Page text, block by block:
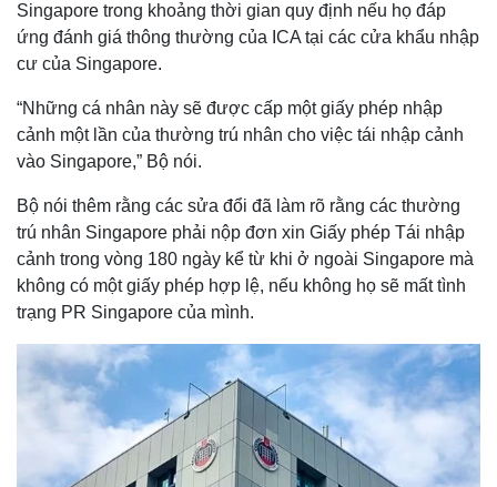
Singapore trong khoảng thời gian quy định nếu họ đáp
ứng đánh giá thông thường của ICA tại các cửa khẩu nhập
cư của Singapore.
“Những cá nhân này sẽ được cấp một giấy phép nhập
cảnh một lần của thường trú nhân cho việc tái nhập cảnh
vào Singapore,” Bộ nói.
Bộ nói thêm rằng các sửa đổi đã làm rõ rằng các thường
trú nhân Singapore phải nộp đơn xin Giấy phép Tái nhập
cảnh trong vòng 180 ngày kể từ khi ở ngoài Singapore mà
không có một giấy phép hợp lệ, nếu không họ sẽ mất tình
trạng PR Singapore của mình.